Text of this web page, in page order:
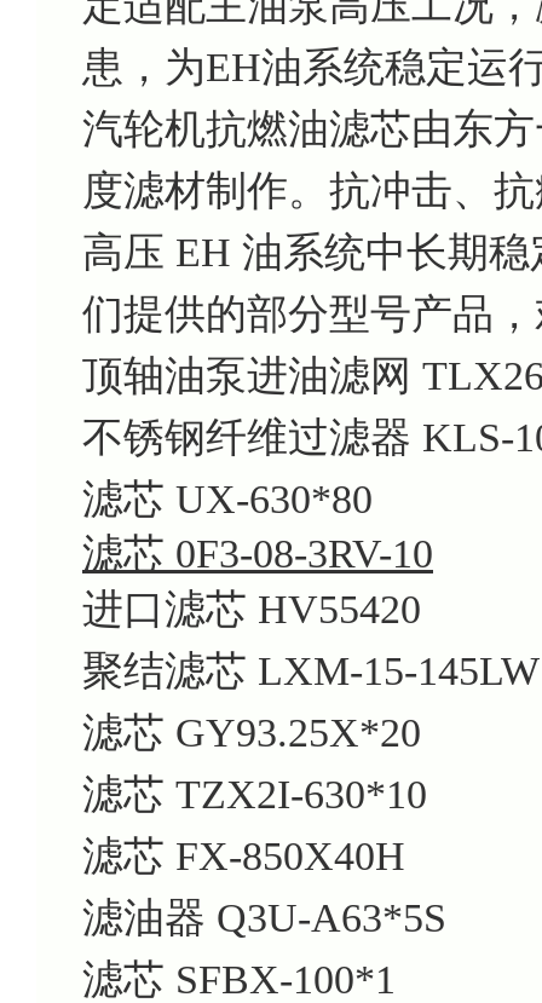
患，为EH油系统稳定运
汽轮机抗燃油滤芯由东
度滤材制作。抗冲击、
高压 EH 油系统中长期
们提供的部分型号产品
顶轴油泵进油滤网
不锈钢纤维过滤器 KLS-
滤芯 UX-630*80
滤芯 0F3-08-3RV-10
进口滤芯 HV55420
聚结滤芯 LXM-15-145LW
滤芯 GY93.25X*20
滤芯 TZX2I-630*10
滤芯 FX-850X40H
滤油器 Q3U-A63*5S
滤芯 SFBX-100*1